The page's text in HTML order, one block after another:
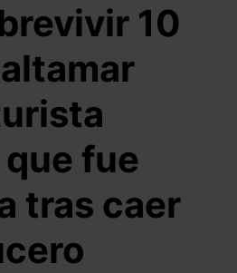
10
fue
tras caer